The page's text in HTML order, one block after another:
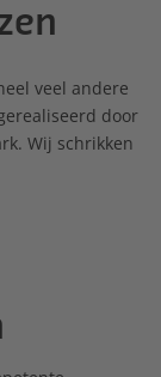
veel andere
door
Wij schrikken